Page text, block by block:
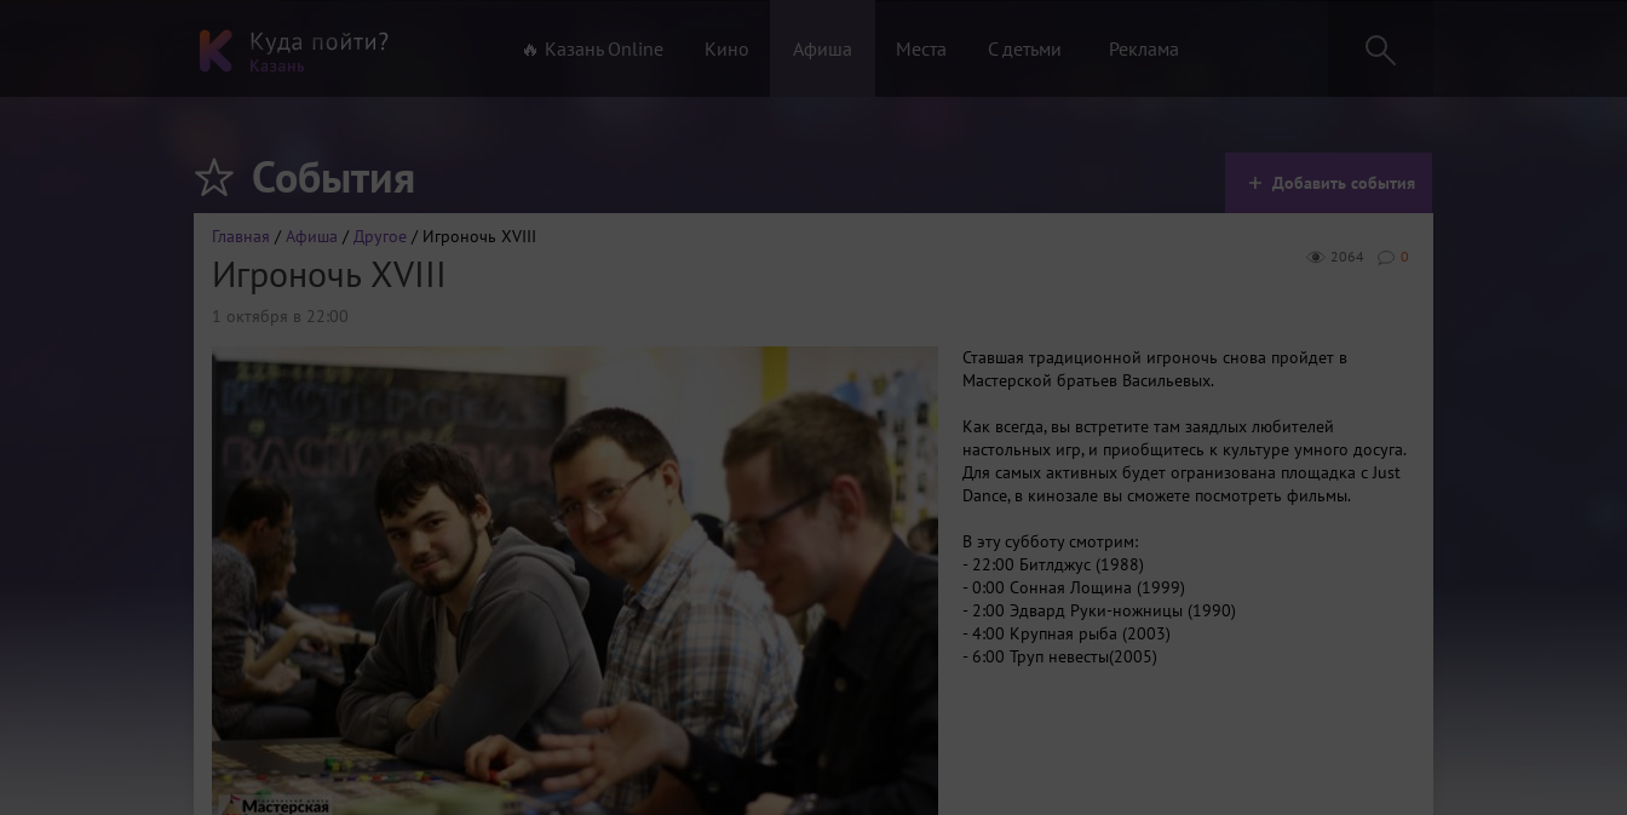
🔥 Казань Online Кино Афиша Места С детьми Реклама
События Добавить события
Главная / Афиша / Другое / Игроночь XVIII
0
2064
Игроночь XVIII
1 октября в 22:00
Ставшая традиционной игроночь снова пройдет в
Мастерской братьев Васильевых.
Как всегда, вы встретите там заядлых любителей
настольных игр, и приобщитесь к культуре умного досуга.
Для самых активных будет огранизована площадка с Just
Dance, в кинозале вы сможете посмотреть фильмы.
В эту субботу смотрим:
- 22:00 Битлджус (1988)
- 0:00 Сонная Лощина (1999)
- 2:00 Эдвард Руки-ножницы (1990)
- 4:00 Крупная рыба (2003)
- 6:00 Труп невесты(2005)